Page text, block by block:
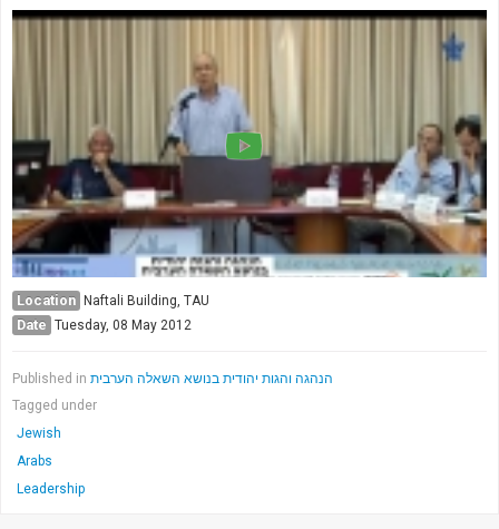
Location Naftali Building, TAU
Date Tuesday, 08 May 2012
Published in הנהגה והגות יהודית בנושא השאלה הערבית
Tagged under
Jewish
Arabs
Leadership